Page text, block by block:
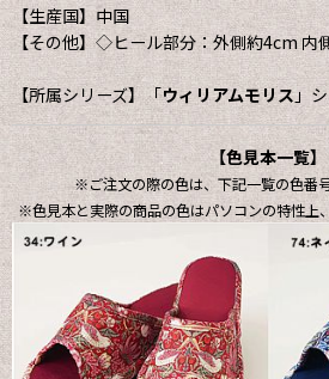
【生産国】中国
【その他】◇ヒール部分：外側約4cm 内
【所属シリーズ】「ウィリアムモリス」
【色見本一覧】
※ご注文の際の色は、下記一覧の色番
※色見本と実際の商品の色はパソコンの特性上